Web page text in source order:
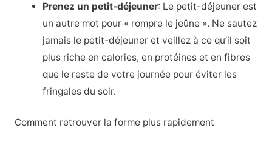
Prenez un petit-déjeuner: Le petit-déjeuner est
un autre mot pour « rompre le jeûne ». Ne sautez
jamais le petit-déjeuner et veillez à ce qu’il soit
plus riche en calories, en protéines et en fibres
que le reste de votre journée pour éviter les
fringales du soir.
Comment retrouver la forme plus rapidement